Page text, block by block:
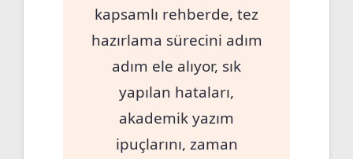
kapsamlı rehberde, tez
hazırlama sürecini adım
adım ele alıyor, sık
yapılan hataları,
akademik yazım
ipuçlarını, zaman